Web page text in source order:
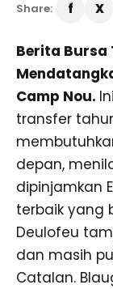
Share:
Berita Bursa
Camp Nou.
transfer
depan,
dipinjamkan
terbaik yang
Deulofeu
dan masih
Catalan.